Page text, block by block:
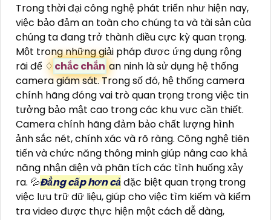
Trong thời đại công nghệ phát triển như hiện nay,
việc bảo đảm an toàn cho chúng ta và tài sản của
chúng ta đang trở thành điều cực kỳ quan trọng.
Một trong những giải pháp được ứng dụng rộng
rãi để ♢ chắc chắn an ninh là sử dụng hệ thống
camera giám sát. Trong số đó, hệ thống camera
chính hãng đóng vai trò quan trọng trong việc tin
tưởng bảo mật cao trong các khu vực cần thiết.
Camera chính hãng đảm bảo chất lượng hình
ảnh sắc nét, chính xác và rõ ràng. Công nghệ tiên
tiến và chức năng thông minh giúp nâng cao khả
năng nhận diện và phân tích các tình huống xảy
ra. 💦Đẳng cấp hơn cảđặc biệt quan trọng trong
việc lưu trữ dữ liệu, giúp cho việc tìm kiếm và kiểm
tra video được thực hiện một cách dễ dàng,